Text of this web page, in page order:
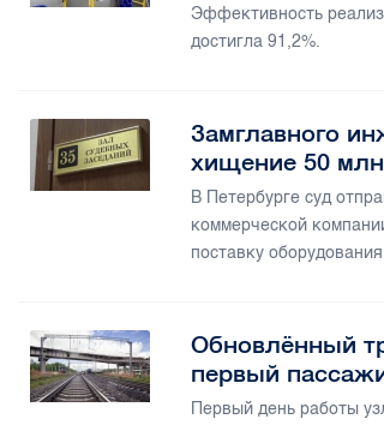
Эффективность
достигла 91,2%.
Замглавного
хищение 50
В Петербурге суд
коммерческой
поставку
Обновлённый
первый
Первый день работы